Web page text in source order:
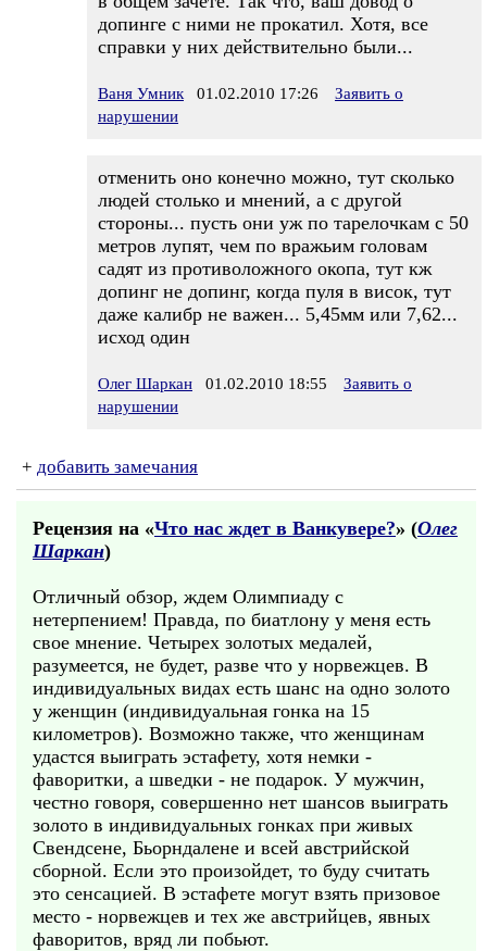
допинге с ними не прокатил. Хотя, все
справки у них действительно были...
Ваня Умник 01.02.2010 17:26
Заявить о
нарушении
отменить оно конечно можно, тут сколько
людей столько и мнений, а с другой
стороны... пусть они уж по тарелочкам с 50
метров лупят, чем по вражьим головам
садят из противоложного окопа, тут кж
допинг не допинг, когда пуля в висок, тут
даже калибр не важен... 5,45мм или 7,62...
исход один
Олег Шаркан 01.02.2010 18:55
Заявить о
нарушении
+ добавить замечания
Рецензия на «Что нас ждет в Ванкувере?» (Олег
Шаркан)
Отличный обзор, ждем Олимпиаду с
нетерпением! Правда, по биатлону у меня есть
свое мнение. Четырех золотых медалей,
разумеется, не будет, разве что у норвежцев. В
индивидуальных видах есть шанс на одно золото
у женщин (индивидуальная гонка на 15
километров). Возможно также, что женщинам
удастся выиграть эстафету, хотя немки -
фаворитки, а шведки - не подарок. У мужчин,
честно говоря, совершенно нет шансов выиграть
золото в индивидуальных гонках при живых
Свендсене, Бьорндалене и всей австрийской
сборной. Если это произойдет, то буду считать
это сенсацией. В эстафете могут взять призовое
место - норвежцев и тех же австрийцев, явных
фаворитов, вряд ли побьют.